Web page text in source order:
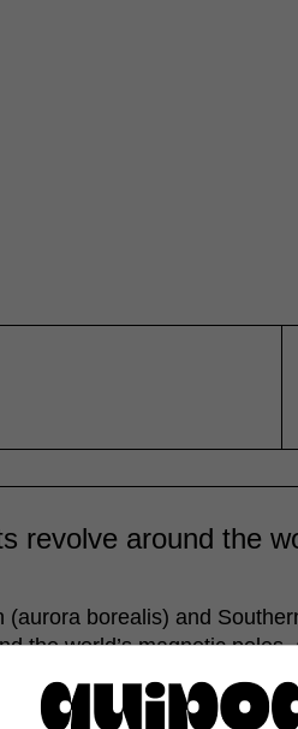
revolve around the
(aurora borealis) and
the world’s magnetic